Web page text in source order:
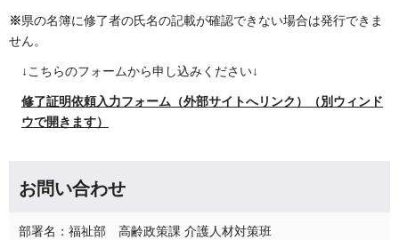
※県の名簿に修了者の氏名の記載が確認できない場合は発行できま
せん。
↓こちらのフォームから申し込みください↓
修了証明依頼入力フォーム（外部サイトへリンク）（別ウィンド
ウで開きます）
お問い合わせ
部署名：福祉部 高齢政策課 介護人材対策班